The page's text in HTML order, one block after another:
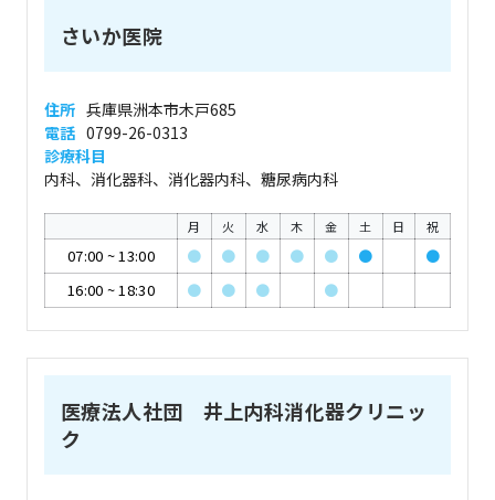
さいか医院
住所 兵庫県洲本市木戸685
電話 0799-26-0313
診療科目
内科、消化器科、消化器内科、糖尿病内科
月 火 水 木 金 土 日 祝
07:00 ~13:00 ● ● ● ● ● ●
●
16:00 ~18:30 ● ● ● ●
医療法人社団 井上内科消化器クリニッ
ク